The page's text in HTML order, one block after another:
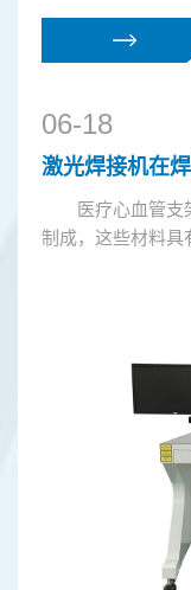
06-18
激光焊接机在
医疗心血管支架
制成，这些材料具
稳定性。激光焊